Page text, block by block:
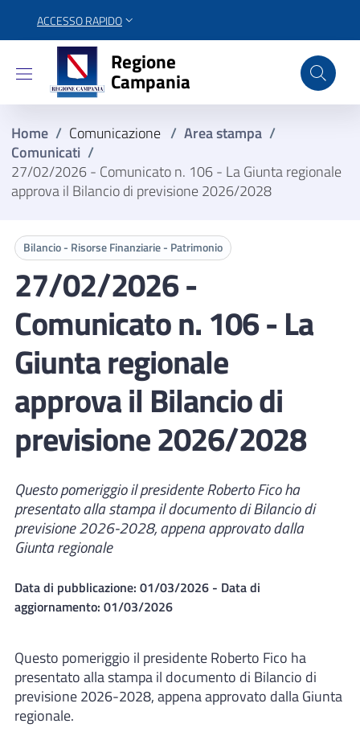
ACCESSO RAPIDO
Regione Campania
Regione
Campania
Home / Comunicazione / Area stampa /
Comunicati /
27/02/2026 - Comunicato n. 106 - La Giunta regionale
approva il Bilancio di previsione 2026/2028
Bilancio - Risorse Finanziarie - Patrimonio
27/02/2026 -
Comunicato n. 106 - La
Giunta regionale
approva il Bilancio di
previsione 2026/2028
Questo pomeriggio il presidente Roberto Fico ha
presentato alla stampa il documento di Bilancio di
previsione 2026-2028, appena approvato dalla
Giunta regionale
Data di pubblicazione: 01/03/2026 - Data di
aggiornamento: 01/03/2026
Questo pomeriggio il presidente Roberto Fico ha
presentato alla stampa il documento di Bilancio di
previsione 2026-2028, appena approvato dalla Giunta
regionale.